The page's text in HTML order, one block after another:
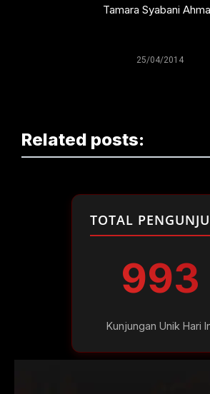
Tamara Syabani
25/04/2014
Related posts:
TOTAL
993
Kunjungan Unik Hari